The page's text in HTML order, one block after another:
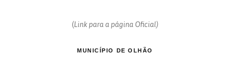
(Link para a página Oficial)
MUNICÍPIO DE OLHÃO